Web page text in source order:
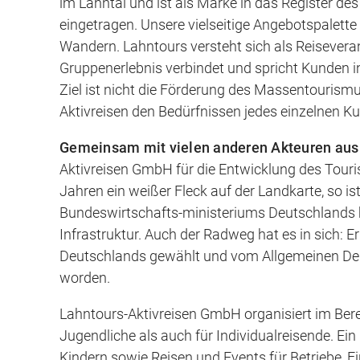
eingetragen. Unsere vielseitige
Wandern. Lahntours versteht sich als
Gruppenerlebnis verbindet und spricht Kunden
Ziel ist nicht die Förderung des
Aktivreisen den Bedürfnissen jedes einzelnen
Gemeinsam mit vielen anderen Akteuren
Aktivreisen GmbH für die Entwicklung des
Jahren ein weißer Fleck auf der Landkarte, so
Bundeswirtschafts-ministeriums
Infrastruktur. Auch der Radweg hat es in sich:
Deutschlands gewählt und vom Allgemeinen
worden.
Lahntours-Aktivreisen GmbH organisiert im
Jugendliche als auch für Individualreisende.